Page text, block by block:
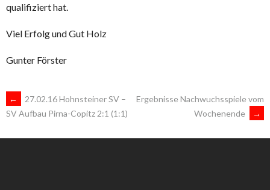
qualifiziert hat.
Viel Erfolg und Gut Holz
Gunter Förster
ARTIKEL-
NAVIGATION
←
27.02.16 Hohnsteiner SV –
SV Aufbau Pirna-Copitz 2:1 (1:1)
Ergebnisse Nachwuchsspiele vom
Wochenende
→